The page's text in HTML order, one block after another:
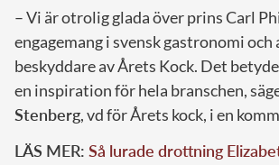
– Vi är otrolig glada över prins Carl
engagemang i svensk gastronomi
beskyddare av Årets Kock. Det
en inspiration för hela branschen,
Stenberg, vd för Årets kock, i en
LÄS MER: Så lurade drottning